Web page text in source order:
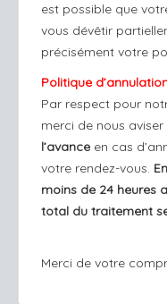
est possible que
vous dévêtir
précisément votre
Politique
Par respect pour
merci de nous aviser
l’avance en cas
votre rendez-vous.
moins de 24 heures
total du traitement
Merci de votre